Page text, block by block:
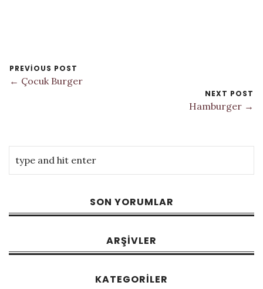
PREVIOUS POST
← Çocuk Burger
NEXT POST
Hamburger →
SON YORUMLAR
ARŞIVLER
KATEGORILER